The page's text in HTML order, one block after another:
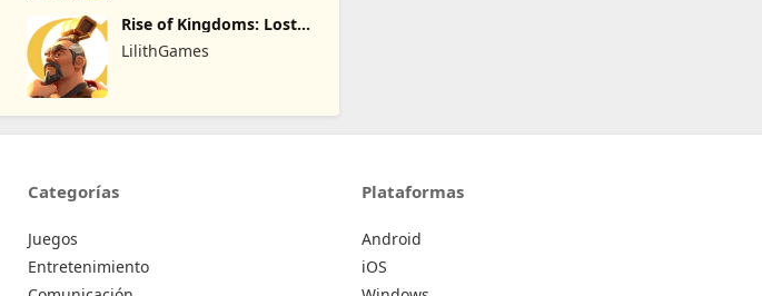
Rise of Kingdoms: Lost
Crusade
LilithGames
Categorías
Juegos
Entretenimiento
Plataformas
Android
iOS